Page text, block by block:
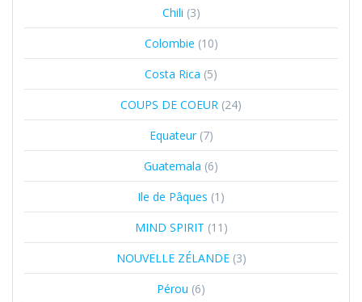
Chili (3)
Colombie (10)
Costa Rica (5)
COUPS DE COEUR (24)
Equateur(7)
Guatemala (6)
Ile de Pâques (1)
MIND SPIRIT (11)
NOUVELLE ZÉLANDE(3)
Pérou (6)